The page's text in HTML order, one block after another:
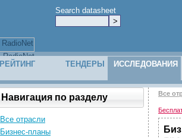
Search datasheet
РЕЙТИНГ ТЕНДЕРЫ ИССЛЕДОВАНИЯ
Навигация по разделу
Все отрасли
Бизнес-планы
Все